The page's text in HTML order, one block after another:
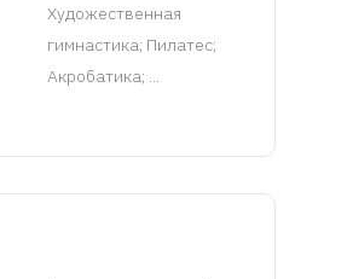
Художественная
гимнастика; Пилатес;
Акробатика; ...